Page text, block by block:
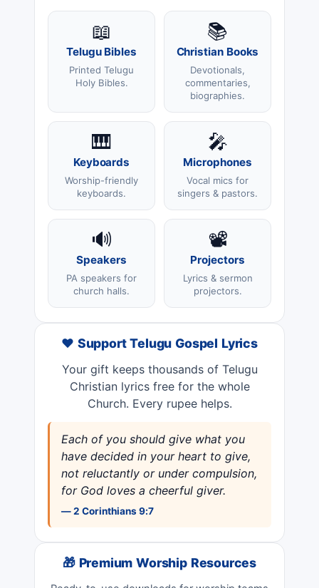
📖
Telugu Bibles
Printed Telugu
Holy Bibles.
📚
Christian Books
Devotionals,
commentaries,
biographies.
🎹
Keyboards
Worship-friendly
keyboards.
🎤
Microphones
Vocal mics for
singers & pastors.
🔊
Speakers
PA speakers for
church halls.
📽️
Projectors
Lyrics & sermon
projectors.
❤️ Support Telugu Gospel Lyrics
Your gift keeps thousands of Telugu
Christian lyrics free for the whole
Church. Every rupee helps.
Each of you should give what you
have decided in your heart to give,
not reluctantly or under compulsion,
for God loves a cheerful giver.
— 2 Corinthians 9:7
🎁 Premium Worship Resources